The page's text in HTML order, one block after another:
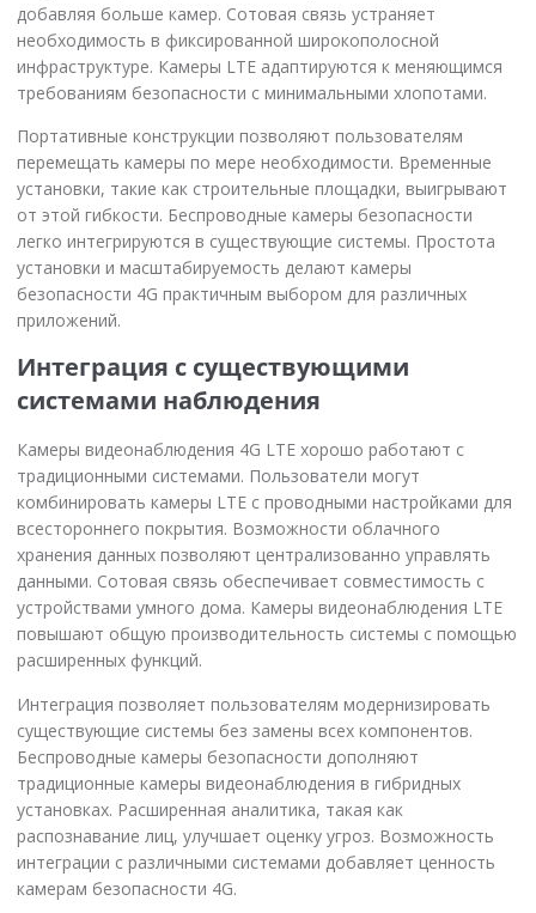
добавляя больше камер. Сотовая связь устраняет
необходимость в фиксированной широкополосной
инфраструктуре. Камеры LTE адаптируются к меняющимся
требованиям безопасности с минимальными хлопотами.
Портативные конструкции позволяют пользователям
перемещать камеры по мере необходимости. Временные
установки, такие как строительные площадки, выигрывают
от этой гибкости. Беспроводные камеры безопасности
легко интегрируются в существующие системы. Простота
установки и масштабируемость делают камеры
безопасности 4G практичным выбором для различных
приложений.
Интеграция с существующими
системами наблюдения
Камеры видеонаблюдения 4G LTE хорошо работают с
традиционными системами. Пользователи могут
комбинировать камеры LTE с проводными настройками для
всестороннего покрытия. Возможности облачного
хранения данных позволяют централизованно управлять
данными. Сотовая связь обеспечивает совместимость с
устройствами умного дома. Камеры видеонаблюдения LTE
повышают общую производительность системы с помощью
расширенных функций.
Интеграция позволяет пользователям модернизировать
существующие системы без замены всех компонентов.
Беспроводные камеры безопасности дополняют
традиционные камеры видеонаблюдения в гибридных
установках. Расширенная аналитика, такая как
распознавание лиц, улучшает оценку угроз. Возможность
интеграции с различными системами добавляет ценность
камерам безопасности 4G.